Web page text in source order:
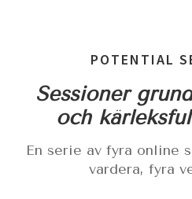
POTENTIAL
Sessioner
och
En serie av fyra online
vardera, fyra